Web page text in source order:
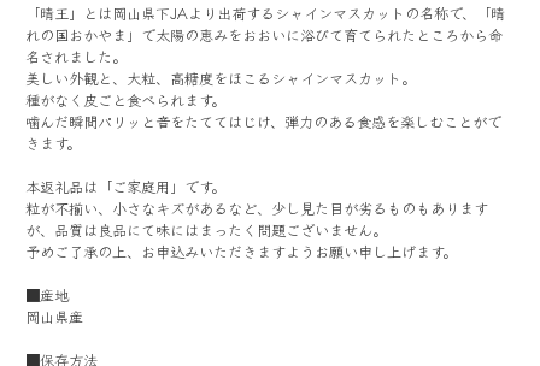
「晴王」とは岡山県下JAより出荷するシャインマスカットの名称で、「晴
れの国おかやま」で太陽の恵みをおおいに浴びて育てられたところから命
名されました。
美しい外観と、大粒、高糖度をほこるシャインマスカット。
種がなく皮ごと食べられます。
噛んだ瞬間パリッと音をたててはじけ、弾力のある食感を楽しむことがで
きます。
本返礼品は「ご家庭用」です。
粒が不揃い、小さなキズがあるなど、少し見た目が劣るものもあります
が、品質は良品にて味にはまったく問題ございません。
予めご了承の上、お申込みいただきますようお願い申し上げます。
■産地
岡山県産
■保存方法